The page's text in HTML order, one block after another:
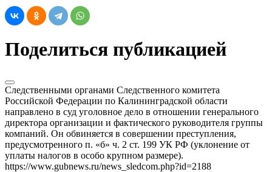
Поделиться публикацией
Следственными органами Следственного комитета
Российской Федерации по Калининградской области
направлено в суд уголовное дело в отношении генерального
директора организации и фактического руководителя группы
компаний. Он обвиняется в совершении преступления,
предусмотренного п. «б» ч. 2 ст. 199 УК РФ (уклонение от
уплаты налогов в особо крупном размере).
https://www.gubnews.ru/news_sledcom.php?id=2188